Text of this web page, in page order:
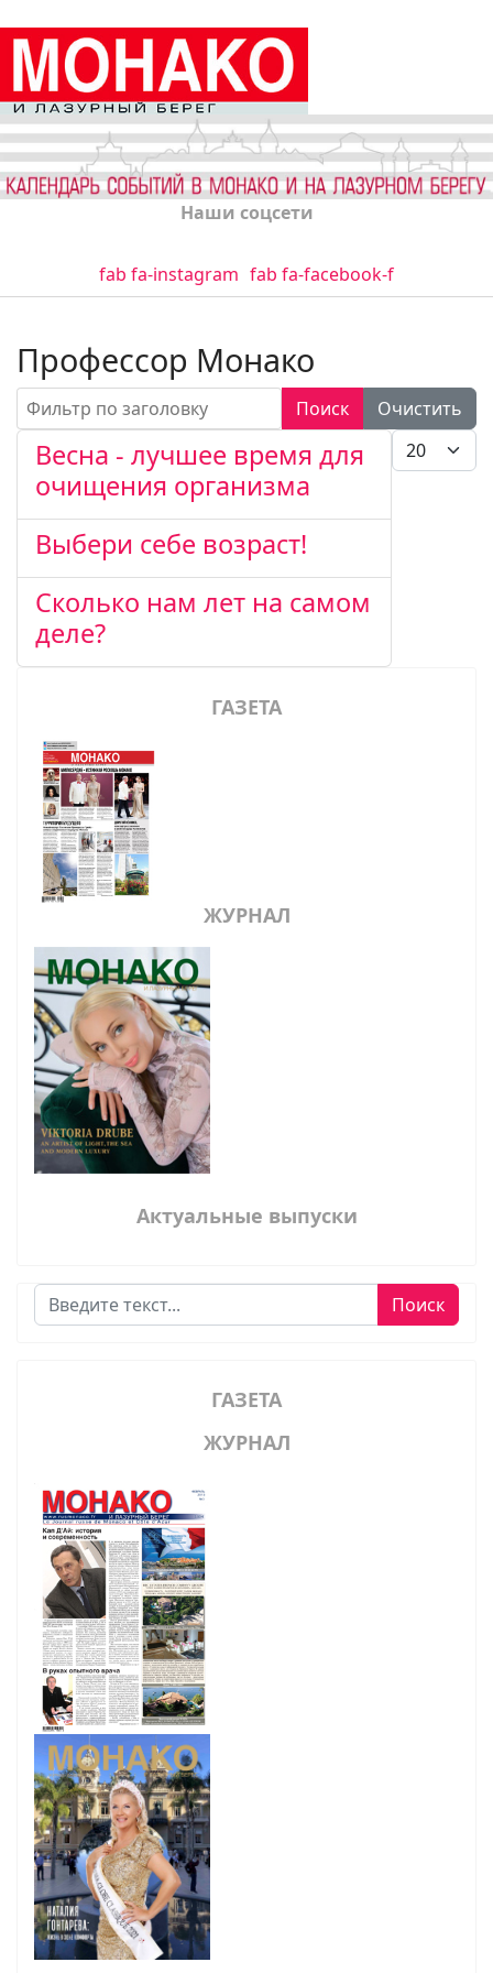
Наши соцсети
fab fa-instagram fab fa-facebook-f
Профессор Монако
Фильтр по заголовку Поиск
Очистить
Кол-во
Весна - лучшее время для
очищения организма
Выбери себе возраст!
Сколько нам лет на самом
деле?
ГАЗЕТА
ЖУРНАЛ
Актуальные выпуски
Поиск Поиск
ГАЗЕТА
ЖУРНАЛ